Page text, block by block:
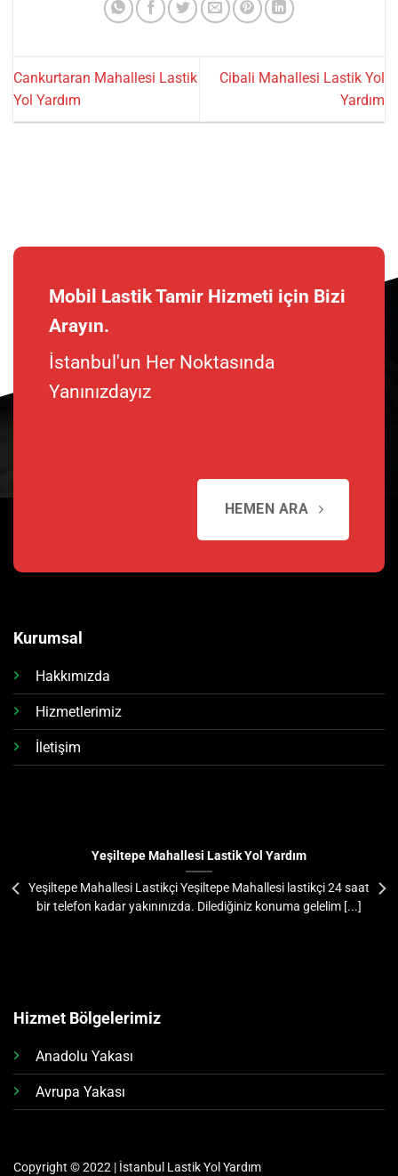
Cankurtaran Mahallesi Lastik
Yol Yardım
Cibali Mahallesi Lastik Yol
Yardım
Mobil Lastik Tamir Hizmeti için Bizi
Arayın.
İstanbul'un Her Noktasında
Yanınızdayız
HEMEN ARA
Kurumsal
Hakkımızda
Hizmetlerimiz
İletişim
Yeşiltepe Mahallesi Lastik Yol Yardım
Yeşiltepe Mahallesi Lastikçi Yeşiltepe Mahallesi lastikçi 24 saat
bir telefon kadar yakınınızda. Dilediğiniz konuma gelelim [...]
Hizmet Bölgelerimiz
Anadolu Yakası
Avrupa Yakası
Copyright © 2022 | İstanbul Lastik Yol Yardım